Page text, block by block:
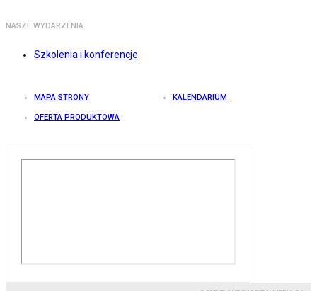
NASZE WYDARZENIA
Szkolenia i konferencje
MAPA STRONY KALENDARIUM
OFERTA PRODUKTOWA